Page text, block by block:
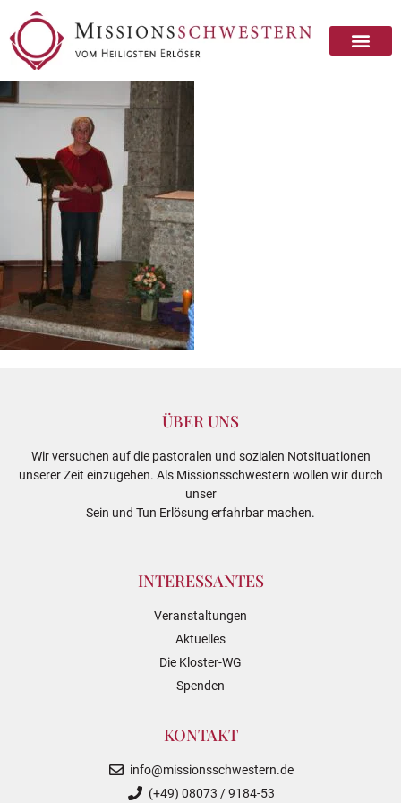
ÜBER UNS
Wir versuchen auf die pastoralen und sozialen Notsituationen
unserer Zeit einzugehen. Als Missionsschwestern wollen wir durch
unser
Sein und Tun Erlösung erfahrbar machen.
INTERESSANTES
Veranstaltungen
Aktuelles
Die Kloster-WG
Spenden
KONTAKT
info@missionsschwestern.de
(+49) 08073 / 9184-53